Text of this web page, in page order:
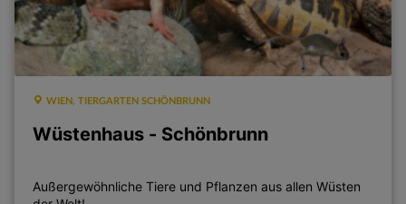
WIEN, TIERGARTEN SCHÖNBRUNN
Wüstenhaus - Schönbrunn
Außergewöhnliche Tiere und Pflanzen aus allen Wüsten